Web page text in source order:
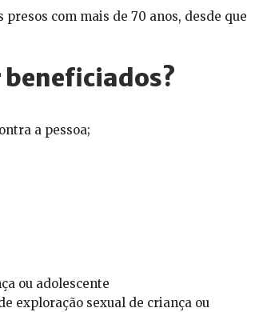
com mais de 70 anos, desde que
beneficiados?
a pessoa;
ou adolescente
exploração sexual de criança ou